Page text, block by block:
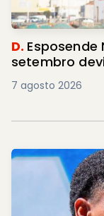
D.
setembro
7 agosto 2026